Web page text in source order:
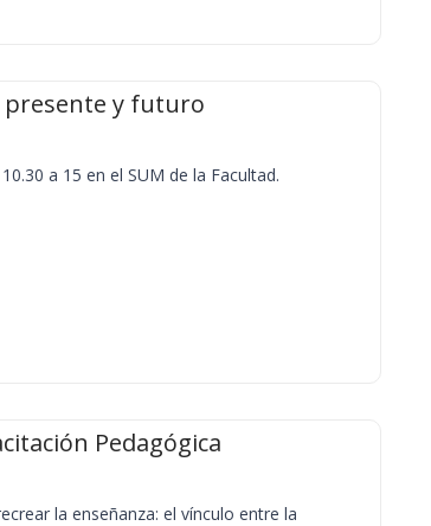
presente y futuro
a 15 en el SUM de la Facultad.
Pedagógica
la enseñanza: el vínculo entre la